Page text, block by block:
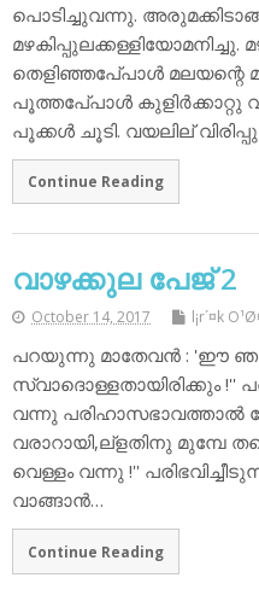
പൊടിച്ചുവന്നു.
തെളിഞ്ഞപേ്പാള്‍ മലയന്റെ
പൂത്തപേ്പാള്‍ കുളിര്‍ക്കാറ്റു
പൂക്കള്‍ ചൂടി. വയലില്
Continue Reading
വാഴക്കുല പേജ് 2
October 14, 2017 l¡r´¤k
പറയുന്നു മാതേവന്‍ : 'ഈ
സ്വാദൊള്ളതായിരിക്കും !''
വന്നു പരിഹാസഭാവത്താല്‍
വരാറായി,ല്‌ളതിനു മുമ്പേ
വെള്ളം വന്നു !''
വാങ്ങാന്‍…
Continue Reading